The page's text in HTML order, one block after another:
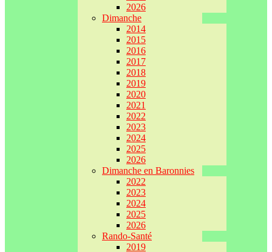
2026
Dimanche
2014
2015
2016
2017
2018
2019
2020
2021
2022
2023
2024
2025
2026
Dimanche en Baronnies
2022
2023
2024
2025
2026
Rando-Santé
2019